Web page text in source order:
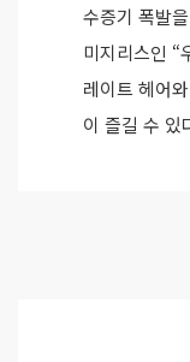
수증기 폭발
미지리스인 “
레이트 헤어
이 즐길 수 있